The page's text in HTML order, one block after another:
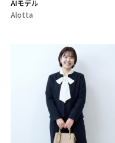
AIモデル
Alotta